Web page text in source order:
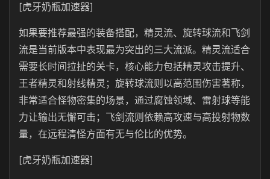
[虎牙奶瓶加速器]
如果要推荐最强的装备搭配，精灵流、旋转球流和飞剑
流是当前版本中表现最为突出的三大流派。精灵流适合
需要长时间拉扯的关卡，核心能力包括精灵攻击提升、
王者精灵和射线精灵；旋转球流则以高范围伤害著称，
非常适合怪物密集的场景，通过腐蚀领域、雷射球等能
力让输出无懈可击；飞剑流则依赖高攻速与高投射物数
量，在远程清怪方面有无与伦比的优势。
[虎牙奶瓶加速器]